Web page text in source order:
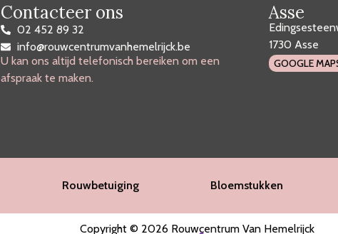
Contacteer ons
02 452 89 32
info@rouwcentrumvanhemelrijck.be
U kan ons altijd telefonisch bereiken om een
afspraak te maken.
Asse
1730 Asse
GOOGLE
Rouwbetuiging Bloemstukken
Copyright © 2026 Rouwcentrum Van Hemelrijck